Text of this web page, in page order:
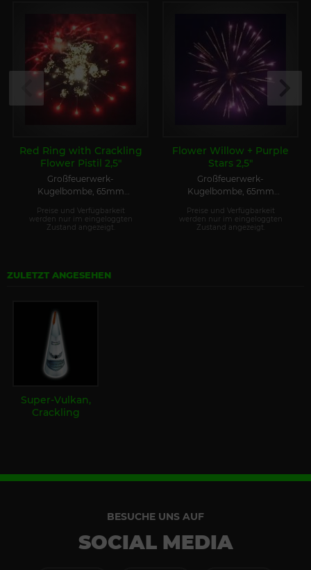
Red Ring with Crackling
Flower Pistil 2,5"
Großfeuerwerk-
Kugelbombe, 65mm
Preise und Verfügbarkeit
werden nur im eingeloggten
Zustand angezeigt.
Flower Willow + Purple
Stars 2,5"
Großfeuerwerk-
Kugelbombe, 65mm
Preise und Verfügbarkeit
werden nur im eingeloggten
Zustand angezeigt.
ZULETZT ANGESEHEN
Super-Vulkan,
Crackling
BESUCHE UNS AUF
SOCIAL MEDIA